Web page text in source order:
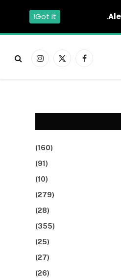
فيسبوكX
الانستغرام
(160)
(91)
(10)
(279)
(28)
(355)
(25)
(27)
(26)
Got it!